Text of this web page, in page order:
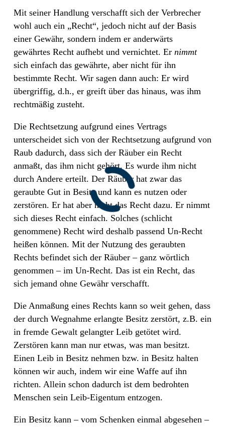
Mit seiner Handlung verschafft sich der Verbrecher
wohl auch ein „Recht“, jedoch nicht auf der Basis
einer Gewähr, sondern indem er anderwärts
gewährtes Recht aufhebt und vernichtet. Er nimmt
sich einfach das gewährte, aber nicht für ihn
bestimmte Recht. Wir sagen dann auch: Er wird
übergriffig, d.h., er greift über das hinaus, was ihm
rechtmäßig zusteht.
Die Rechtsetzung aufgrund eines Vertrags
unterscheidet sich von der Rechtsetzung aufgrund von
Raub dadurch, dass sich der Räuber ein Recht
anmaßt, das ihm nicht gehört. Es wurde ihm nicht
durch Andere erteilt. Der Räuber hat zwar das
geraubte Gut in Besitz und kann es nutzen oder
zerstören. Er hat aber nicht das Recht dazu. Er nimmt
sich dieses Recht einfach. Solches (schlicht
genommene) Recht wird deshalb passend Un-Recht
heißen können. Mit der Nutzung des geraubten
Rechts befindet sich der Räuber – ganz wörtlich
genommen – im Un-Recht. Das ist ein Recht, das
sich jemand ohne Gewähr verschafft.
Die Anmaßung eines Rechts kann so weit gehen, dass
der durch Wegnahme erlangte Besitz zerstört, z.B. ein
in fremde Gewalt gelangter Leib getötet wird.
Zerstören kann man nur etwas, was man besitzt.
Einen Leib in Besitz nehmen bzw. in Besitz halten
können wir auch, indem wir eine Waffe auf ihn
richten. Allein schon dadurch ist dem bedrohten
Menschen sein Leib-Eigentum entzogen.
Ein Besitz kann – vom Schenken einmal abgesehen –